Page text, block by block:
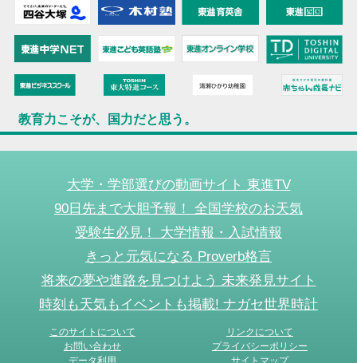
教育力こそが、国力だと思う。
大学・学部選びの動画サイト 東進TV
90日先まで大胆予報！ 全国学校のお天気
受験生必見！ 大学情報・入試情報
きっと元気になる Proverb格言
将来の夢や進路を見つけよう 未来発見サイト
時刻も天気もイベントも掲載! ナガセ世界時計
このサイトについて
リンクについて
お問い合わせ
プライバシーポリシー
データ利用
サイトマップ